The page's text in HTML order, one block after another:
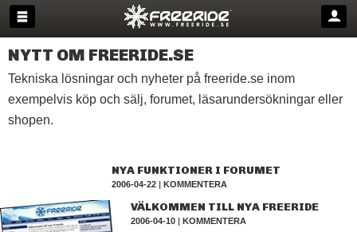
NYTT OM FREERIDE.SE
Tekniska lösningar och nyheter på freeride.se inom
exempelvis köp och sälj, forumet, läsarundersökningar eller
shopen.
NYA FUNKTIONER I FORUMET
2006-04-22| KOMMENTERA
VÄLKOMMEN TILL NYA FREERIDE
2006-04-10 |KOMMENTERA